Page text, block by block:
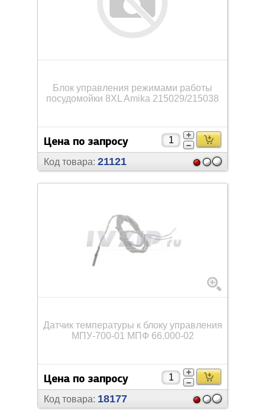
Блок управления режимами работы
посудомойки 8XL Amika 215029/215038
Цена по запросу
Код товара: 21121
Датчик температуры к блоку управления
МПУ-700-01 МПФ 66.000-02
Цена по запросу
Код товара: 18177